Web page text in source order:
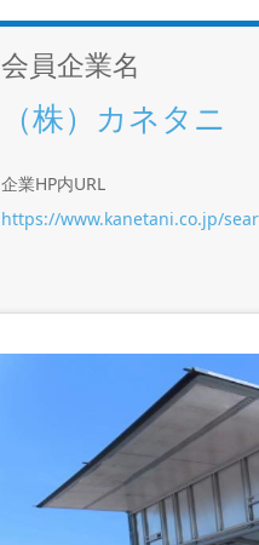
会員企業名
（株）カネタニ
企業HP内URL
https://www.kanetani.co.jp/